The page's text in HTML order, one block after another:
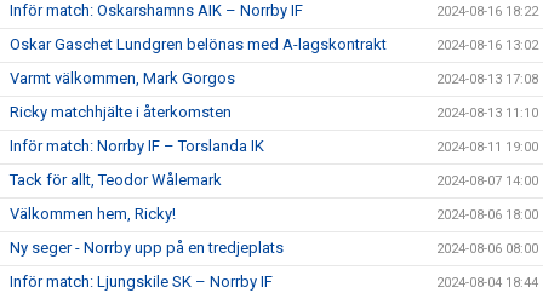
Inför match: Oskarshamns AIK – Norrby IF 2024-08-16 18:22
Oskar Gaschet Lundgren belönas med A-lagskontrakt 2024-08-16 13:02
Varmt välkommen, Mark Gorgos 2024-08-13 17:08
Ricky matchhjälte i återkomsten 2024-08-13 11:10
Inför match: Norrby IF – Torslanda IK 2024-08-11 19:00
Tack för allt, Teodor Wålemark 2024-08-07 14:00
Välkommen hem, Ricky! 2024-08-06 18:00
Ny seger - Norrby upp på en tredjeplats 2024-08-06 08:00
Inför match: Ljungskile SK – Norrby IF 2024-08-04 18:44